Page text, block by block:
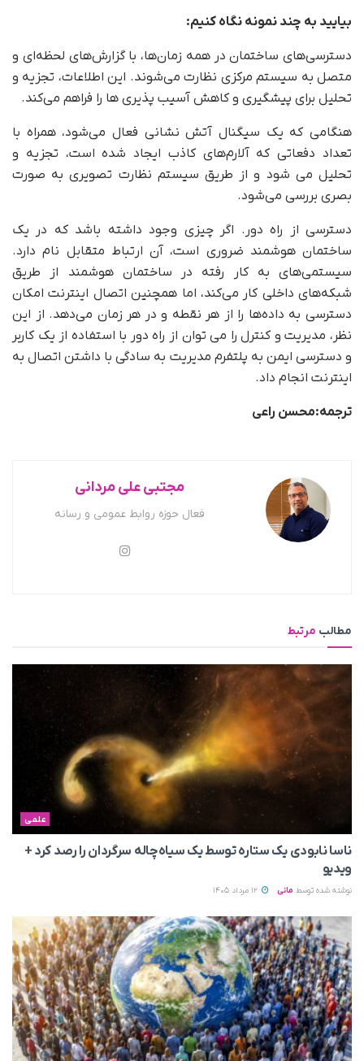
بیایید به چند نمونه نگاه کنیم:
دسترسی‌های ساختمان در همه زمان‌ها، با گزارش‌های لحظه‌ای و
متصل به سیستم مرکزی نظارت می‌شوند. این اطلاعات، تجزیه و
تحلیل برای پیشگیری و کاهش آسیب پذیری ها را فراهم می‌کند.
هنگامی که یک سیگنال آتش نشانی فعال می‌شود، همراه با
تعداد دفعاتی که آلارم‌های کاذب ایجاد شده است، تجزیه و
تحلیل می شود و از طریق سیستم نظارت تصویری به صورت
بصری بررسی می‌شود.
دسترسی از راه دور. اگر چیزی وجود داشته باشد که در یک
ساختمان هوشمند ضروری است، آن ارتباط متقابل نام دارد.
سیستمی‌های به کار رفته در ساختمان هوشمند از طریق
شبکه‌های داخلی کار می‌کند، اما همچنین اتصال اینترنت امکان
دسترسی به داده‌ها را از هر نقطه و در هر زمان می‌دهد. از این
نظر، مدیریت و کنترل را می توان از راه دور با استفاده از یک کاربر
و دسترسی ایمن به پلتفرم مدیریت به سادگی با داشتن اتصال به
اینترنت انجام داد.
ترجمه:محسن راعی
مجتبی علی مردانی
فعال حوزه روابط عمومی و رسانه
مطالب مرتبط
علمی
ناسا نابودی یک ستاره توسط یک سیاه‌چاله سرگردان را رصد کرد +
ویدیو
نوشته شده توسط مانی